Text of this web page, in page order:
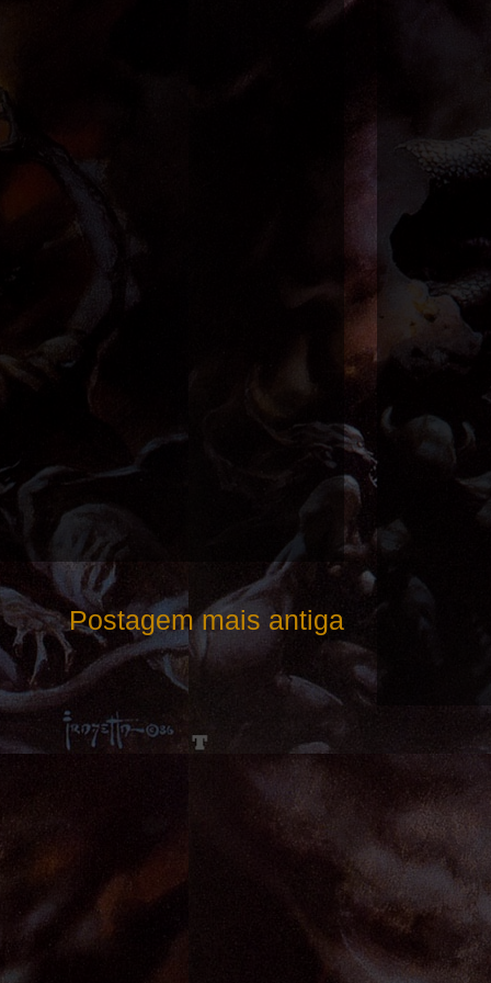
Postagem mais antiga